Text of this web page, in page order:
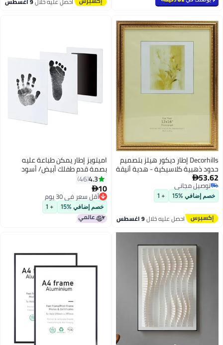
Decorhills إطار ديكور هيلز بتصميم
حدود ذهبية كلاسيكية - هدية أنيقة
بوصة
53.62
توصيل مجاني
توصيل مجاني
خصم إضافي %15 + 1
احصل عليه خلال9 اغسطس
اميتويز إطار يمكن طباعة عليه
بصمة قدم طفلك أبيض/ أسود
4.3
46
10
أقل سعر في 30 يوم
أقل سعر في 30 يوم
خصم إضافي %15 + 1